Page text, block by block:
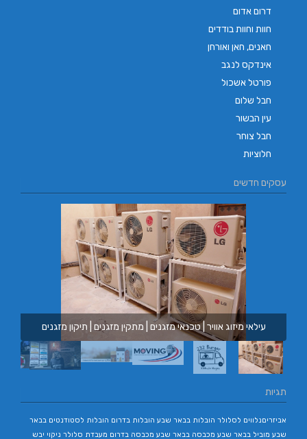
דרום אדום
חוות וחוות בודדים
חאנים, חאן ואורחן
אינדקס לנגב
פורטל אשכול
חבל שלום
עין הבשור
חבל צוחר
חלוציות
עסקים חדשים
עילאי מיזוג אוויר | טכנאי מזגנים | מתקין מזגנים | תיקון מזגנים
תגיות
אביזריםנלווים לסלולר הובלות בבאר שבע הובלות בדרום הובלות לסטודנטים בבאר
שבע מוביל בבאר שבע מכבסה בבאר שבע מכבסה בדרום מעבדת סלולר ניקוי יבש